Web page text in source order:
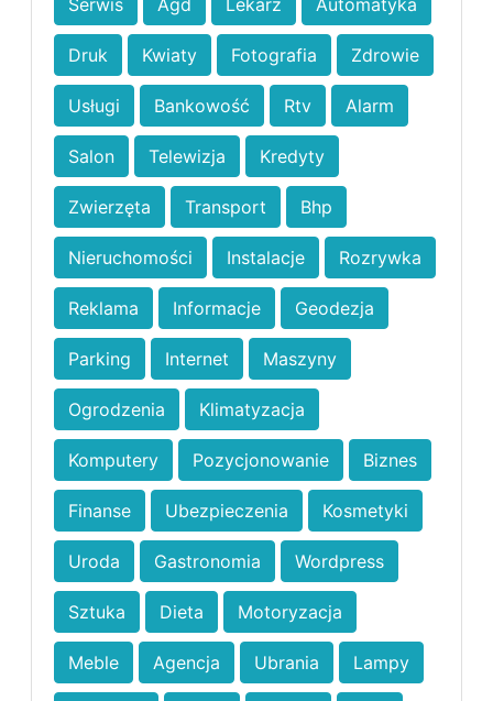
Serwis Agd Lekarz Automatyka
Druk Kwiaty Fotografia Zdrowie
Usługi Bankowość Rtv Alarm
Salon Telewizja Kredyty
Zwierzęta Transport Bhp
Nieruchomości Instalacje Rozrywka
Reklama Informacje Geodezja
Parking Internet Maszyny
Ogrodzenia Klimatyzacja
Komputery Pozycjonowanie Biznes
Finanse Ubezpieczenia Kosmetyki
Uroda Gastronomia Wordpress
Sztuka Dieta Motoryzacja
Meble Agencja Ubrania Lampy